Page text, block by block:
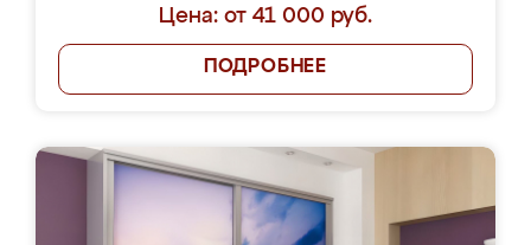
Цена: от 41 000 руб.
ПОДРОБНЕЕ